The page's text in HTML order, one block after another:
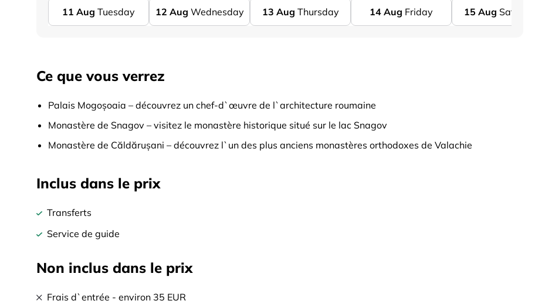
11 Aug Tuesday 12 Aug Wednesday 13 Aug Thursday 14 Aug Friday 15 Aug Saturday
Ce que vous verrez
Palais Mogoșoaia – découvrez un chef-d`œuvre de l`architecture roumaine
Monastère de Snagov – visitez le monastère historique situé sur le lac Snagov
Monastère de Căldărușani – découvrez l`un des plus anciens monastères orthodoxes de Valachie
Inclus dans le prix
Transferts
Service de guide
Non inclus dans le prix
Frais d`entrée - environ 35 EUR